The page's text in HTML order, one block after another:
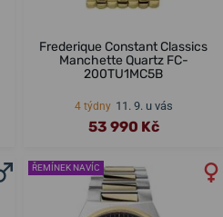
Frederique Constant Classics
Manchette Quartz FC-
200TU1MC5B
4 týdny 11. 9. u vás
53 990 Kč
ŘEMÍNEK NAVÍC